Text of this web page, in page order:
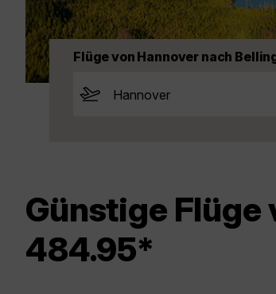
Flüge von Hannover nach
Günstige Flüge
484.95*